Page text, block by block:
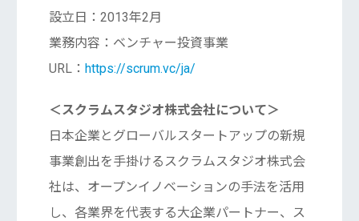
設立日：2013年2月
業務内容：ベンチャー投資事業
URL： https://scrum.vc/ja/
＜スクラムスタジオ株式会社について＞
日本企業とグローバルスタートアップの新規
事業創出を手掛けるスクラムスタジオ株式会
社は、オープンイノベーションの手法を活用
し、各業界を代表する大企業パートナー、ス